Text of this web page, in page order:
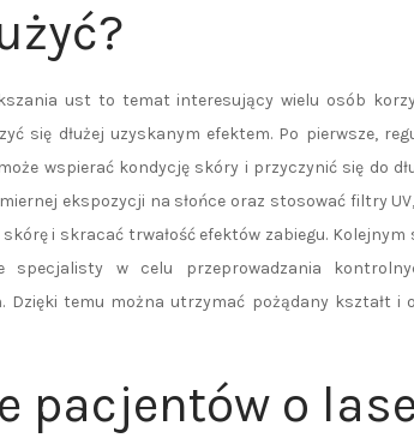
ust to temat interesujący wielu osób
się dłużej uzyskanym efektem. Po pierwsze,
wspierać kondycję skóry i przyczynić się do
ekspozycji na słońce oraz stosować filtry
i skracać trwałość efektów zabiegu.
specjalisty w celu przeprowadzania
Dzięki temu można utrzymać pożądany kształt i
pacjentów o